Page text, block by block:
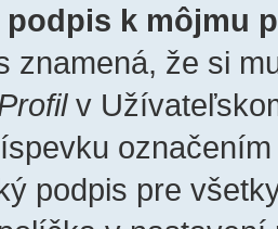
k môjmu
znamená, že si
v
podpis pre